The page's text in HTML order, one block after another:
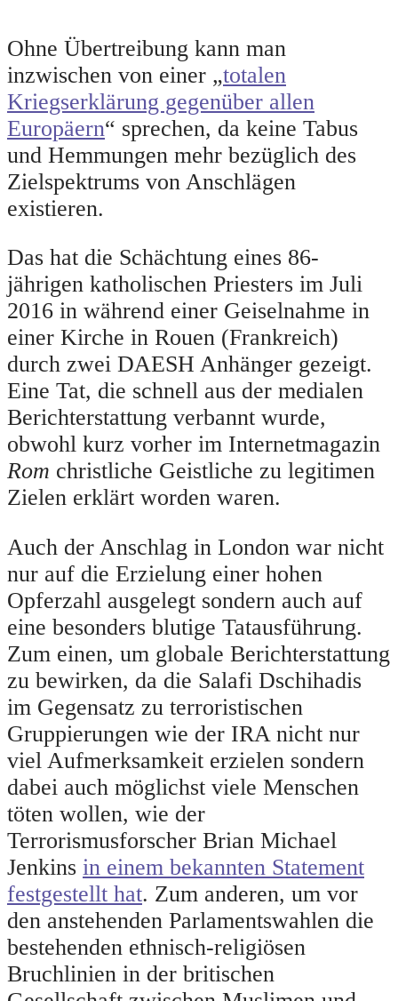
Ohne Übertreibung kann man
inzwischen von einer „totalen
Kriegserklärung gegenüber allen
Europäern“ sprechen, da keine Tabus
und Hemmungen mehr bezüglich des
Zielspektrums von Anschlägen
existieren.
Das hat die Schächtung eines 86-
jährigen katholischen Priesters im Juli
2016 in während einer Geiselnahme in
einer Kirche in Rouen (Frankreich)
durch zwei DAESH Anhänger gezeigt.
Eine Tat, die schnell aus der medialen
Berichterstattung verbannt wurde,
obwohl kurz vorher im Internetmagazin
Rom christliche Geistliche zu legitimen
Zielen erklärt worden waren.
Auch der Anschlag in London war nicht
nur auf die Erzielung einer hohen
Opferzahl ausgelegt sondern auch auf
eine besonders blutige Tatausführung.
Zum einen, um globale Berichterstattung
zu bewirken, da die Salafi Dschihadis
im Gegensatz zu terroristischen
Gruppierungen wie der IRA nicht nur
viel Aufmerksamkeit erzielen sondern
dabei auch möglichst viele Menschen
töten wollen, wie der
Terrorismusforscher Brian Michael
Jenkins in einem bekannten Statement
festgestellt hat. Zum anderen, um vor
den anstehenden Parlamentswahlen die
bestehenden ethnisch-religiösen
Bruchlinien in der britischen